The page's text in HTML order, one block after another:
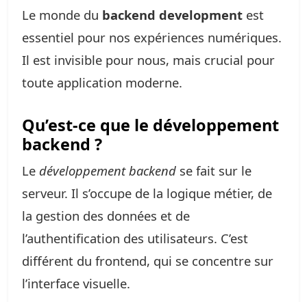
Le monde du backend development est
essentiel pour nos expériences numériques.
Il est invisible pour nous, mais crucial pour
toute application moderne.
Qu’est-ce que le développement
backend ?
Le développement backend se fait sur le
serveur. Il s’occupe de la logique métier, de
la gestion des données et de
l’authentification des utilisateurs. C’est
différent du frontend, qui se concentre sur
l’interface visuelle.